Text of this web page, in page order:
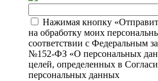
Нажимая кнопку
на обработку моих
соответствии с Федеральным
№152-ФЗ «О персональных
целей, определенных в
персональных данных